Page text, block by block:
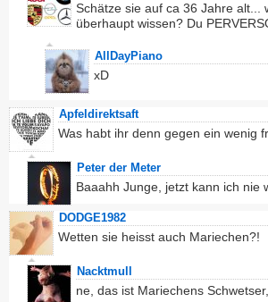
Schätze sie auf ca 36 Jahre alt...
überhaupt wissen? Du
AllDayPiano
xD
Apfeldirektsaft
Was habt ihr denn gegen ein wenig
Peter der Meter
Baaahh Junge, jetzt kann ich nie
DODGE1982
Wetten sie heisst auch Mariechen?!
Nacktmull
ne, das ist Mariechens